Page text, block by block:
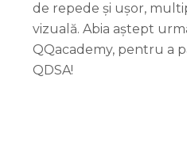
de repede și ușor,
vizuală. Abia aștept
QQacademy, pentru a
QDSA!